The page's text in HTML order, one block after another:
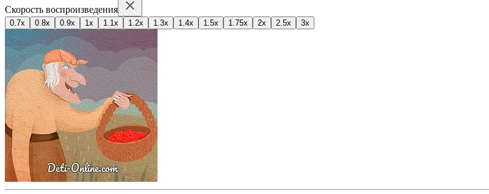
Скорость воспроизведения
0.7x 0.8x 0.9x 1x 1.1x 1.2x 1.3x 1.4x 1.5x 1.75x 2x 2.5x 3x